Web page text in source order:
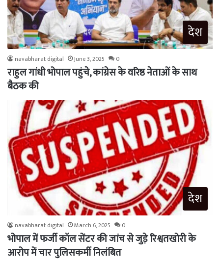
देश
navabharat digital June 3, 2025 0
राहुल गांधी भोपाल पहुंचे, कांग्रेस के वरिष्ठ नेताओं के साथ
बैठक की
देश
navabharat digital March 6, 2025 0
भोपाल में फर्जी कॉल सेंटर की जांच से जुड़े रिश्वतखोरी के
आरोप में चार पुलिसकर्मी निलंबित